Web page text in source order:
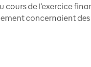
cours de l’exercice
concernaient